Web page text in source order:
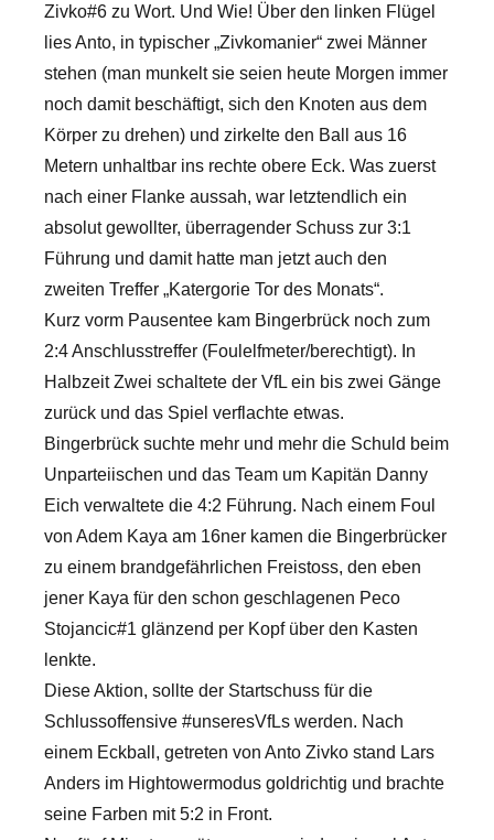
Zivko#6 zu Wort. Und Wie! Über den linken Flügel
lies Anto, in typischer „Zivkomanier“ zwei Männer
stehen (man munkelt sie seien heute Morgen immer
noch damit beschäftigt, sich den Knoten aus dem
Körper zu drehen) und zirkelte den Ball aus 16
Metern unhaltbar ins rechte obere Eck. Was zuerst
nach einer Flanke aussah, war letztendlich ein
absolut gewollter, überragender Schuss zur 3:1
Führung und damit hatte man jetzt auch den
zweiten Treffer „Katergorie Tor des Monats“.
Kurz vorm Pausentee kam Bingerbrück noch zum
2:4 Anschlusstreffer (Foulelfmeter/berechtigt). In
Halbzeit Zwei schaltete der VfL ein bis zwei Gänge
zurück und das Spiel verflachte etwas.
Bingerbrück suchte mehr und mehr die Schuld beim
Unparteiischen und das Team um Kapitän Danny
Eich verwaltete die 4:2 Führung. Nach einem Foul
von Adem Kaya am 16ner kamen die Bingerbrücker
zu einem brandgefährlichen Freistoss, den eben
jener Kaya für den schon geschlagenen Peco
Stojancic#1 glänzend per Kopf über den Kasten
lenkte.
Diese Aktion, sollte der Startschuss für die
Schlussoffensive #unseresVfLs werden. Nach
einem Eckball, getreten von Anto Zivko stand Lars
Anders im Hightowermodus goldrichtig und brachte
seine Farben mit 5:2 in Front.